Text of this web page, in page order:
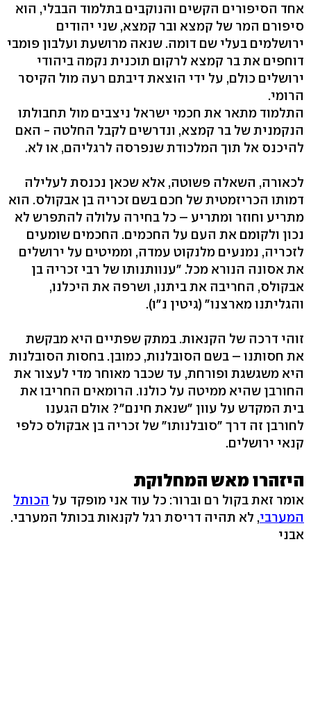
אחד הסיפורים הקשים והנוקבים בתלמוד הבבלי, הוא
סיפורם המר של קמצא ובר קמצא, שני יהודים
ירושלמים בעלי שם דומה. שנאה מרושעת ועלבון פומבי
דוחפים את בר קמצא לרקום תוכנית נקמה ביהודי
ירושלים כולם, על ידי הוצאת דיבתם רעה מול הקיסר
הרומי.
התלמוד מתאר את חכמי ישראל ניצבים מול תחבולתו
הנקמנית של בר קמצא, ונדרשים לקבל החלטה - האם
להיכנס אל תוך המלכודת שנפרסה לרגליהם, או לא.
לכאורה, השאלה פשוטה, אלא שכאן נכנסת לעלילה
דמותו הכריזמטית של חכם בשם זכריה בן אבקולס. הוא
מתריע וחוזר ומתריע – כל בחירה עלולה להתפרש לא
נכון ולקומם את העם על החכמים. החכמים שומעים
לזכריה, נמנעים מלנקוט עמדה, וממיטים על ירושלים
את אסונה הנורא מכל. "ענוותנותו של רבי זכריה בן
אבקולס, החריבה את ביתנו, ושרפה את היכלנו,
והגליתנו מארצנו" (גיטין נ"ו).
זוהי דרכה של הקנאות. במתק שפתיים היא מבקשת
את חסותנו – בשם הסובלנות, כמובן. בחסות הסובלנות
היא משגשגת ופורחת, עד שכבר מאוחר מדי לעצור את
החורבן שהיא ממיטה על כולנו. הרומאים החריבו את
בית המקדש על עוון "שנאת חינם"? אולם הגענו
לחורבן זה דרך "סובלנותו" של זכריה בן אבקולס כלפי
קנאי ירושלים.
היזהרו מאש המחלוקת
אומר זאת בקול רם וברור: כל עוד אני מופקד על הכותל
המערבי, לא תהיה דריסת רגל לקנאות בכותל המערבי.
אבני